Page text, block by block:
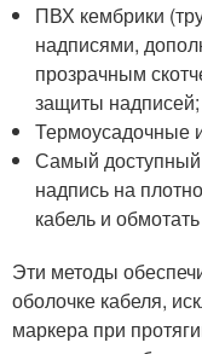
ПВХ кембрики
надписями,
прозрачным
защиты надписей;
Термоусадочные
Самый
надпись на
кабель и
Эти методы
оболочке кабеля,
маркера при